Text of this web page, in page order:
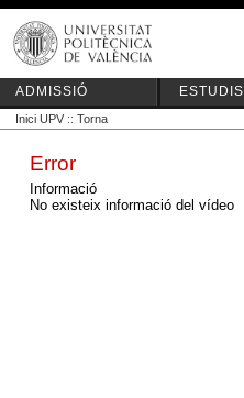
ADMISSIÓ ESTUDIS
Inici UPV :: Torna
Error
Informació
No existeix informació del vídeo